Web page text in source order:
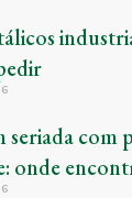
seriada com
onde